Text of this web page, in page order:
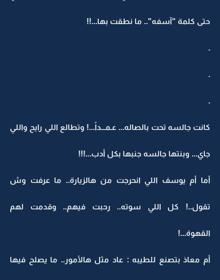
حتى كلمة "آسفه".. ما نطقت بها...!!
.
.
.
كانت جالسه تحت بالصاله... عـمـــداً...! وتطالع اللي رايح واللي
جاي... وبنتها جالسه جنبها بكل أدب...!!!
أما أم يوسف اللي انحرجت من هالزيارة.. ما عرفت وش
تقول..! كل اللي سوته.. رحبت فيهم.. وقدمت لهم
القهوة...!
أم معاذ بتصنع للطيبه : عاد مثل هالأمور.. ما يصلح فيها